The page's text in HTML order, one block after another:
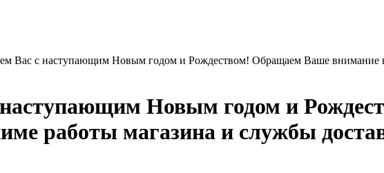
Вас с наступающим Новым годом и Рождеством! Обращаем Ваше внимание
наступающим Новым годом и
работы магазина и службы